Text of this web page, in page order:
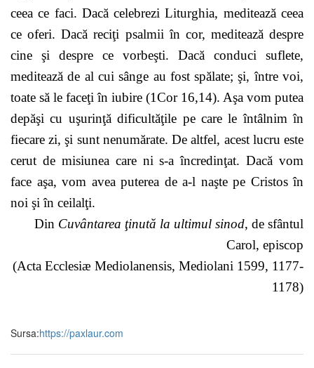
ceea ce faci. Dacă celebrezi Liturghia, meditează ceea
ce oferi. Dacă reciţi psalmii în cor, meditează despre
cine şi despre ce vorbeşti. Dacă conduci suflete,
meditează de al cui sânge au fost spălate; şi, între voi,
toate să le faceţi în iubire (1Cor 16,14). Aşa vom putea
depăşi cu uşurinţă dificul­tăţile pe care le întâlnim în
fiecare zi, şi sunt nenumărate. De altfel, acest lucru este
cerut de misiunea care ni s-a încredinţat. Dacă vom
face aşa, vom avea puterea de a-l naşte pe Cristos în
noi şi în ceilalţi.
Din Cuvântarea ţinută la ultimul sinod, de sfântul
Carol, episcop
(Acta Ecclesiæ Mediolanensis, Mediolani 1599, 1177-
1178)
Sursa:https://paxlaur.com